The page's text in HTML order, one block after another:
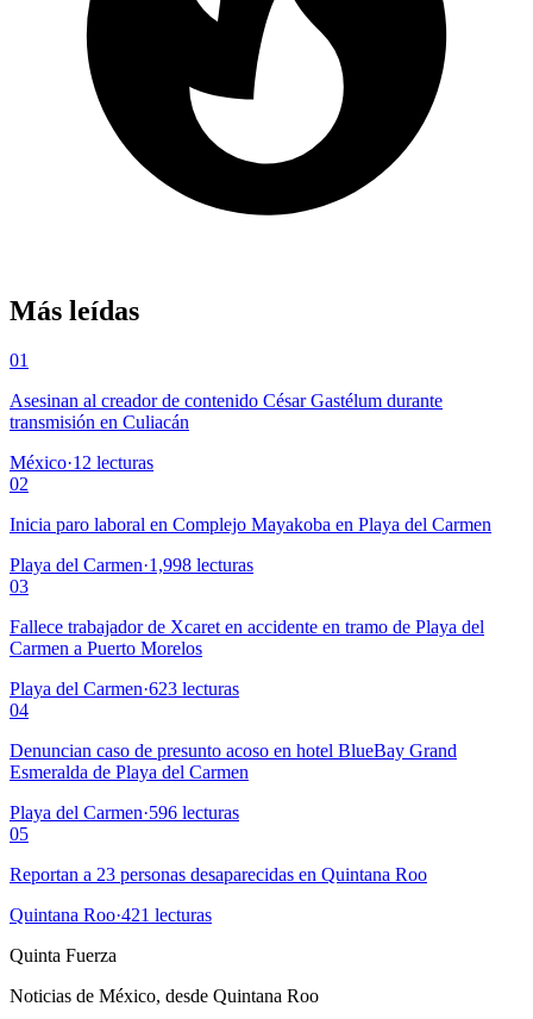
Más leídas
01
Asesinan al creador de contenido César Gastélum durante
transmisión en Culiacán
México·12 lecturas
02
Inicia paro laboral en Complejo Mayakoba en Playa del Carmen
Playa del Carmen·1,998 lecturas
03
Fallece trabajador de Xcaret en accidente en tramo de Playa del
Carmen a Puerto Morelos
Playa del Carmen·623 lecturas
04
Denuncian caso de presunto acoso en hotel BlueBay Grand
Esmeralda de Playa del Carmen
Playa del Carmen·596 lecturas
05
Reportan a 23 personas desaparecidas en Quintana Roo
Quintana Roo·421 lecturas
Quinta Fuerza
Noticias de México, desde Quintana Roo